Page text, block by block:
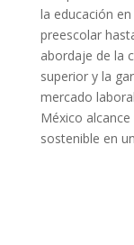
la educación
preescolar
abordaje de la
superior y la
mercado
México
sostenible en